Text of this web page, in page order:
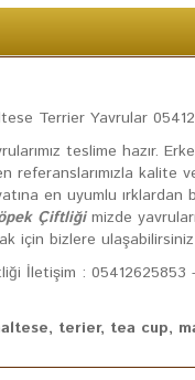
Terrier Yavrular
teslime hazır.
referanslarımızla
en uyumlu ırklardan
Çiftliğimizde
için bizlere
İletişim : 05412625853
terier, tea cup,